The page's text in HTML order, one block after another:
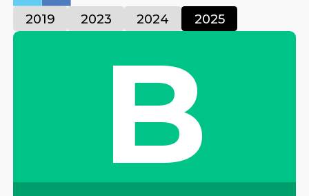
2019 2023 2024 2025
B